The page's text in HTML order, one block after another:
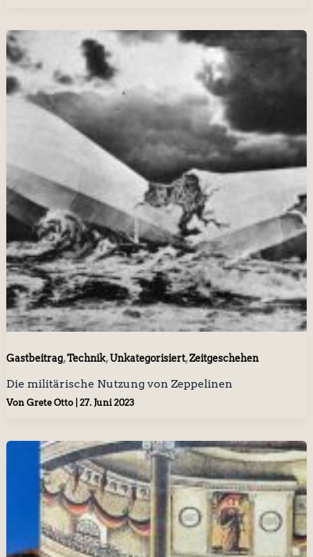
Gastbeitrag,Technik,Unkategorisiert,Zeitgeschehen
Die militärische Nutzung von Zeppelinen
Von Grete Otto 27. Juni 2023